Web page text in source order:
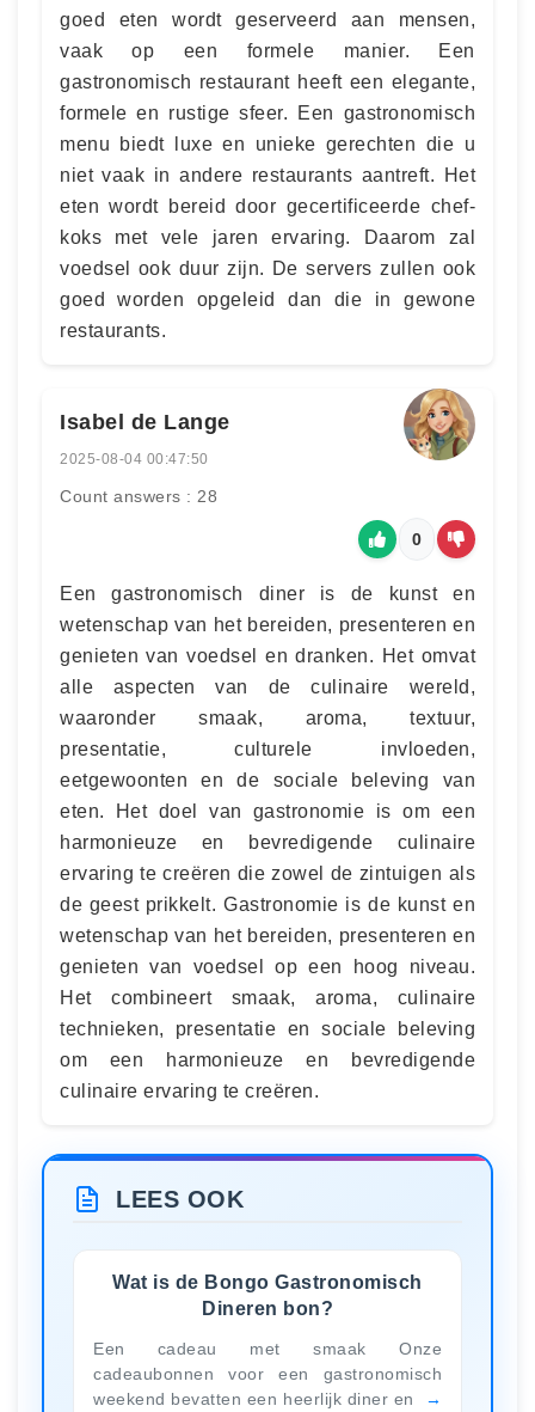
goed eten wordt geserveerd aan mensen,
vaak op een formele manier. Een
gastronomisch restaurant heeft een elegante,
formele en rustige sfeer. Een gastronomisch
menu biedt luxe en unieke gerechten die u
niet vaak in andere restaurants aantreft. Het
eten wordt bereid door gecertificeerde chef-
koks met vele jaren ervaring. Daarom zal
voedsel ook duur zijn. De servers zullen ook
goed worden opgeleid dan die in gewone
restaurants.
Isabel de Lange
2025-08-04 00:47:50
Count answers : 28
0
Een gastronomisch diner is de kunst en
wetenschap van het bereiden, presenteren en
genieten van voedsel en dranken. Het omvat
alle aspecten van de culinaire wereld,
waaronder smaak, aroma, textuur,
presentatie, culturele invloeden,
eetgewoonten en de sociale beleving van
eten. Het doel van gastronomie is om een
harmonieuze en bevredigende culinaire
ervaring te creëren die zowel de zintuigen als
de geest prikkelt. Gastronomie is de kunst en
wetenschap van het bereiden, presenteren en
genieten van voedsel op een hoog niveau.
Het combineert smaak, aroma, culinaire
technieken, presentatie en sociale beleving
om een harmonieuze en bevredigende
culinaire ervaring te creëren.
LEES OOK
Wat is de Bongo Gastronomisch
Dineren bon?
Een cadeau met smaak Onze
cadeaubonnen voor een gastronomisch
weekend bevatten een heerlijk diner en